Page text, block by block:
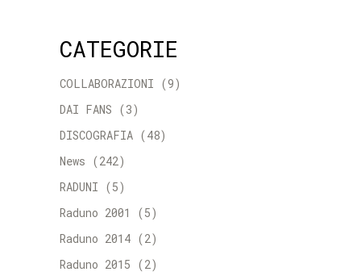
CATEGORIE
COLLABORAZIONI (9)
DAI FANS (3)
DISCOGRAFIA (48)
News (242)
RADUNI (5)
Raduno 2001
(5)
Raduno 2014 (2)
Raduno 2015 (2)